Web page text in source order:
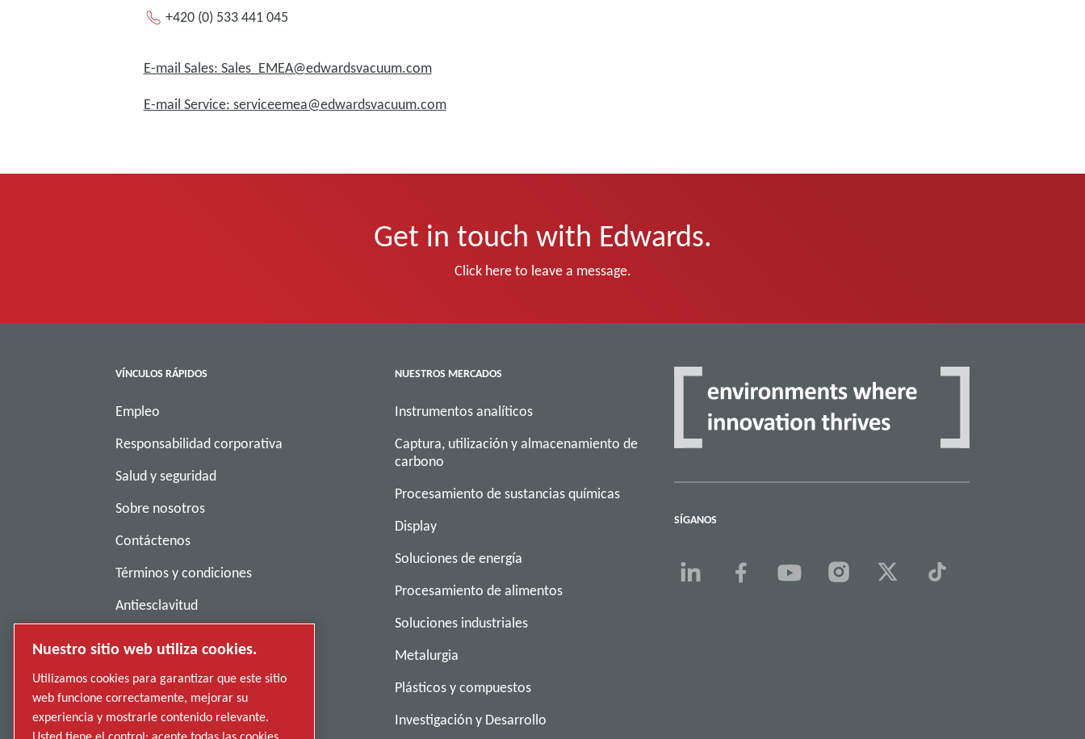
+420 (0) 533 441 045
E-mail Sales: Sales_EMEA@edwardsvacuum.com
E-mail Service: serviceemea@edwardsvacuum.com
Get in touch with Edwards.
Click here to leave a message.
VÍNCULOS RÁPIDOS
Empleo
Responsabilidad corporativa
Salud y seguridad
Sobre nosotros
Contáctenos
Términos y condiciones
Antiesclavitud
Denunciar una conducta indebida
Proveedores
Accesibilidad
NUESTROS MERCADOS
Instrumentos analíticos
Captura, utilización y almacenamiento de
carbono
Procesamiento de sustancias químicas
Display
Soluciones de energía
Procesamiento de alimentos
Soluciones industriales
Metalurgia
Plásticos y compuestos
Investigación y Desarrollo
SÍGANOS
Nuestro sitio web utiliza cookies.
Utilizamos cookies para garantizar que este sitio
web funcione correctamente, mejorar su
experiencia y mostrarle contenido relevante.